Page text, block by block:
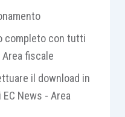
acquisiti con
nonché sui dati
telematicamente,
a disposizione dei
e stabiliti in
del sito internet
completo con tutti
fiscale
il download in
News - Area